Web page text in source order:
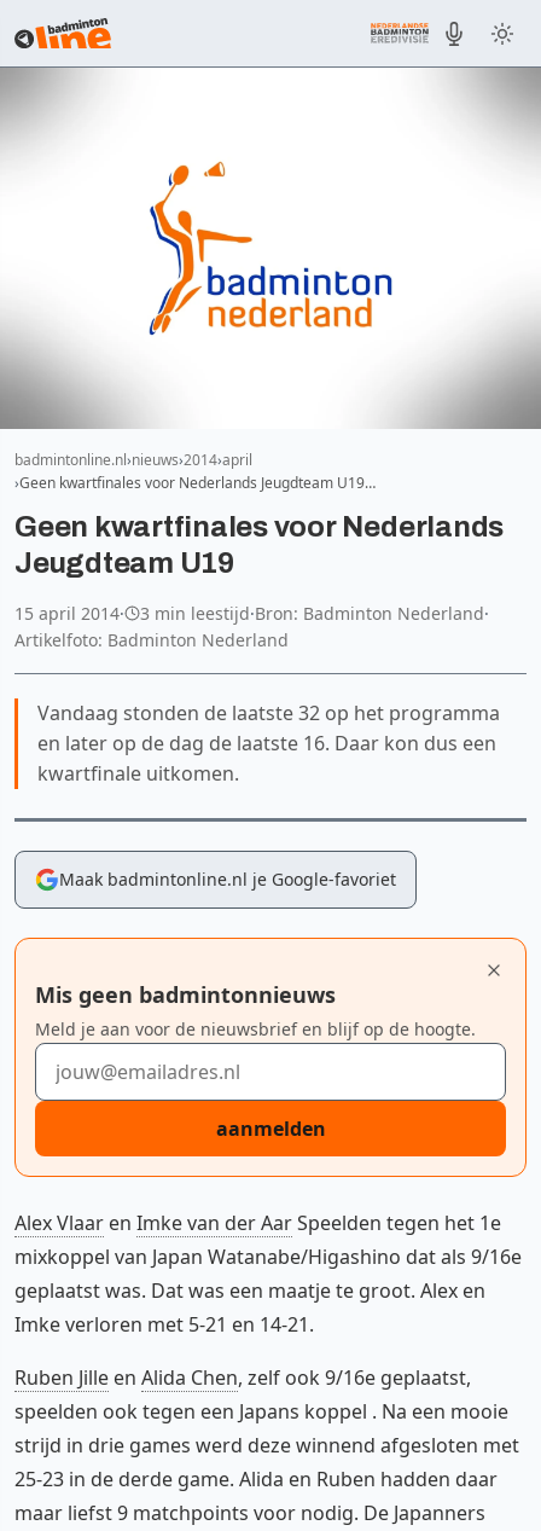
badmintonline.nl nieuws 2014 april
Geen kwartfinales voor Nederlands Jeugdteam U19…
Geen kwartfinales voor Nederlands
Jeugdteam U19
15 april 2014· 3 min leestijd·Bron: Badminton Nederland·
Artikelfoto: Badminton Nederland
Vandaag stonden de laatste 32 op het programma
en later op de dag de laatste 16. Daar kon dus een
kwartfinale uitkomen.
Maak badmintonline.nl je Google-favoriet
Mis geen badmintonnieuws
Meld je aan voor de nieuwsbrief en blijf op de hoogte.
E-mailadres
aanmelden
Alex Vlaar en Imke van der AarSpeelden tegen het 1e
mixkoppel van Japan Watanabe/Higashino dat als 9/16e
geplaatst was. Dat was een maatje te groot. Alex en
Imke verloren met 5-21 en 14-21.
Ruben Jille en Alida Chen, zelf ook 9/16e geplaatst,
speelden ook tegen een Japans koppel . Na een mooie
strijd in drie games werd deze winnend afgesloten met
25-23 in de derde game. Alida en Ruben hadden daar
maar liefst 9 matchpoints voor nodig. De Japanners